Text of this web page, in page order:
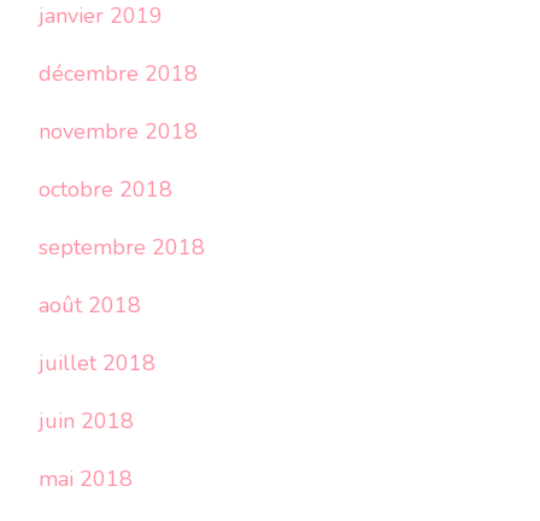
janvier 2019
décembre 2018
novembre 2018
octobre 2018
septembre 2018
août 2018
juillet 2018
juin 2018
mai 2018